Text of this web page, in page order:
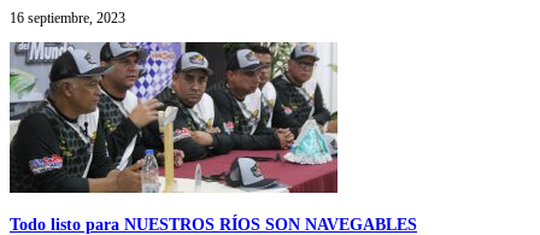
16 septiembre, 2023
Todo listo para NUESTROS RÍOS SON NAVEGABLES